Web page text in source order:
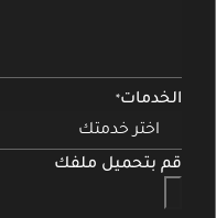
الخدمات
قم بتحميل ملفك